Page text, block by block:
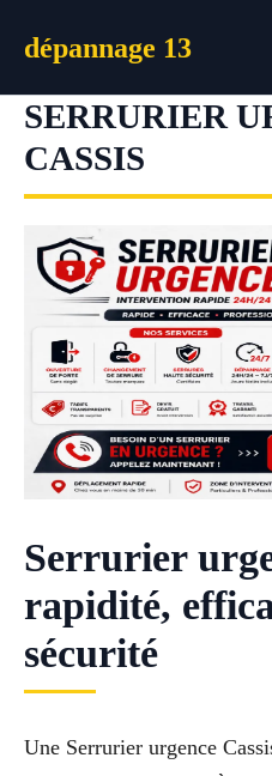
dépannage 13
SERRURIER
CASSIS
Serrurier
rapidité,
sécurité
Une Serrurier urgence